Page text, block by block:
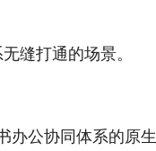
缝打通的场景。
办公协同体系的原生